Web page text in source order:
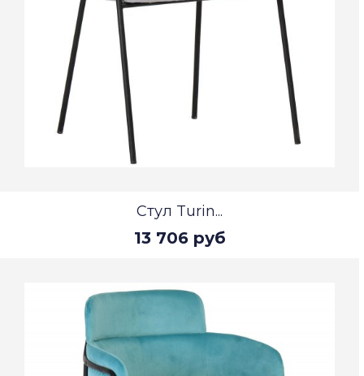
Стул Turin...
13 706 руб